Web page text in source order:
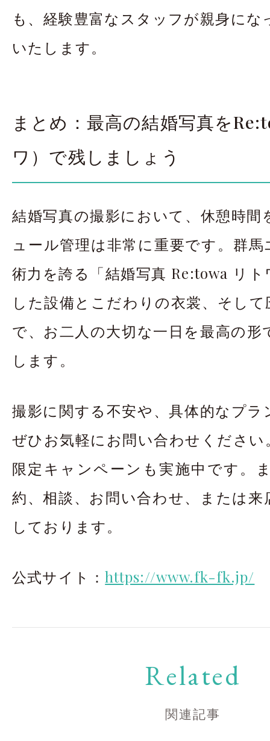
も、経験豊富なスタッフが親身に
いたします。
まとめ：最高の結婚写真を
ワ）で残しましょう
結婚写真の撮影において、休憩時間
ュール管理は非常に重要です。群馬
術力を誇る「結婚写真 Re:towa リ
した設備とこだわりの衣裳、そし
で、お二人の大切な一日を最高の形
します。
撮影に関する不安や、具体的なプラ
ぜひお気軽にお問い合わせください
限定キャンペーンも実施中です。
約、相談、お問い合わせ、または来
しております。
公式サイト：https://www.fk-fk.jp/
Related
関連記事